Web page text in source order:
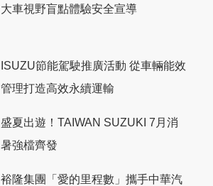
大車視野盲點體驗安全宣導
ISUZU節能駕駛推廣活動 從車輛能效
管理打造高效永續運輸
盛夏出遊！TAIWAN SUZUKI 7月消
暑強檔齊發
裕隆集團「愛的里程數」攜手中華汽